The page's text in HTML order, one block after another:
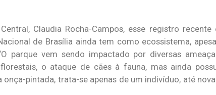
Claudia Rocha-Campos, esse registro recente
de Brasília ainda tem como ecossistema,
parque vem sendo impactado por diversas
o ataque de cães à fauna, mas ainda
pintada, trata-se apenas de um indivíduo, até